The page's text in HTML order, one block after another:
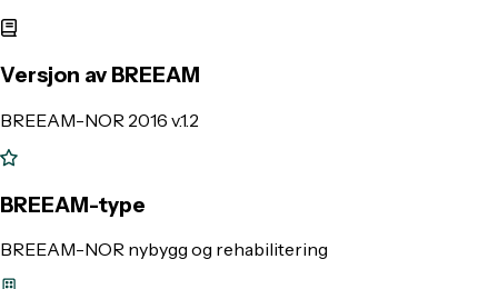
Versjon av BREEAM
BREEAM-NOR 2016 v.1.2
BREEAM-type
BREEAM-NOR nybygg og rehabilitering